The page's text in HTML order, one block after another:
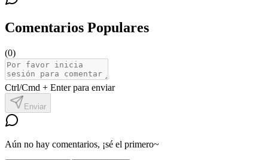
Comentarios Populares
(0)
Ctrl/Cmd + Enter para enviar
Enviar
Aún no hay comentarios, ¡sé el primero~